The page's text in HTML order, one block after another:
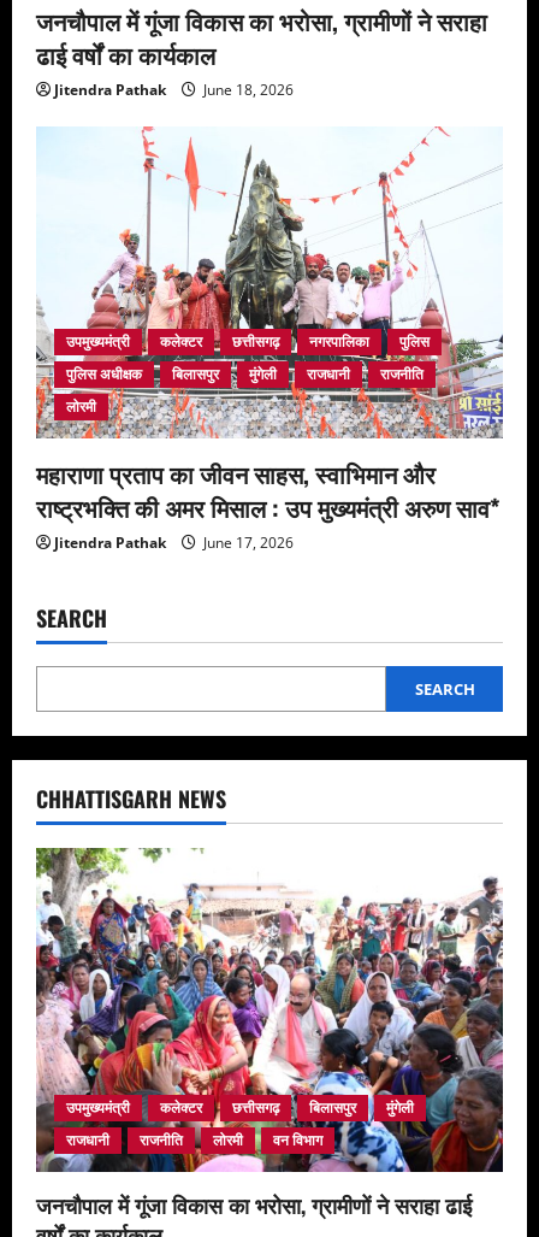
जनचौपाल में गूंजा विकास का भरोसा, ग्रामीणों ने सराहा
ढाई वर्षों का कार्यकाल
Jitendra Pathak June 18, 2026
उपमुख्यमंत्री कलेक्टर छत्तीसगढ़ नगरपालिका
पुलिस
पुलिस अधीक्षक
बिलासपुर मुंगेली राजधानी
राजनीति
लोरमी
महाराणा प्रताप का जीवन साहस, स्वाभिमान और
राष्ट्रभक्ति की अमर मिसाल : उप मुख्यमंत्री अरुण साव*
Jitendra Pathak June 17, 2026
SEARCH
SEARCH
CHHATTISGARH NEWS
उपमुख्यमंत्री कलेक्टर छत्तीसगढ़ बिलासपुर
मुंगेली
राजधानी
राजनीति लोरमी वन विभाग
जनचौपाल में गूंजा विकास का भरोसा, ग्रामीणों ने सराहा ढाई